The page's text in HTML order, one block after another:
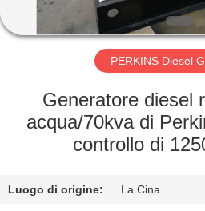
GIRO
FABBRICA
CONTROLLO
QUALITÀ
PERKINS Diesel
Generatore diesel
acqua/70kva di
controllo di
Luogo di origine: La Cina